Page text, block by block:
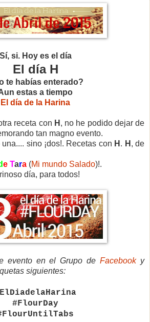
Sí, si. Hoy es el día
El día H
te habías enterado?
estas a tiempo
El día de la Harina
receta con H , no he podido dejar de
tan magno evento.
sino ¡dos!. Recetas con H . H , de
e Tara (Mi mundo Salado)!.
día, para todos!
evento en el Grupo deFacebooky
siguientes:
#FlourDay